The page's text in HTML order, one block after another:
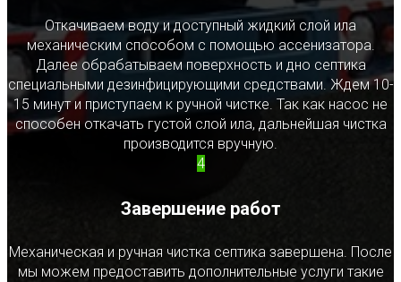
Откачиваем воду и доступный жидкий слой ила
механическим способом с помощью ассенизатора.
Далее обрабатываем поверхность и дно септика
специальными дезинфицирующими средствами. Ждем 10-
15 минут и приступаем к ручной чистке. Так как насос не
способен откачать густой слой ила, дальнейшая чистка
производится вручную.
4
Завершение работ
Механическая и ручная чистка септика завершена. После
мы можем предоставить дополнительные услуги такие